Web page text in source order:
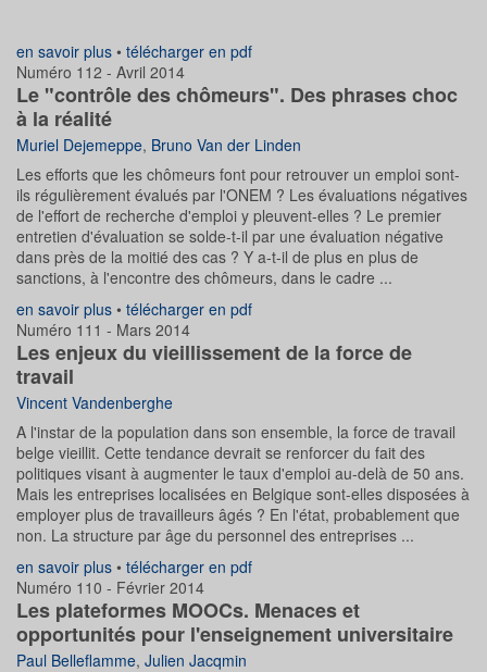
en savoir plus • télécharger en pdf
Numéro 112 - Avril 2014
Le "contrôle des chômeurs". Des phrases choc
à la réalité
Muriel Dejemeppe, Bruno Van der Linden
Les efforts que les chômeurs font pour retrouver un emploi sont-
ils régulièrement évalués par l'ONEM ? Les évaluations négatives
de l'effort de recherche d'emploi y pleuvent-elles ? Le premier
entretien d'évaluation se solde-t-il par une évaluation négative
dans près de la moitié des cas ? Y a-t-il de plus en plus de
sanctions, à l'encontre des chômeurs, dans le cadre ...
en savoir plus • télécharger en pdf
Numéro 111 - Mars 2014
Les enjeux du vieillissement de la force de
travail
Vincent Vandenberghe
A l'instar de la population dans son ensemble, la force de travail
belge vieillit. Cette tendance devrait se renforcer du fait des
politiques visant à augmenter le taux d'emploi au-delà de 50 ans.
Mais les entreprises localisées en Belgique sont-elles disposées à
employer plus de travailleurs âgés ? En l'état, probablement que
non. La structure par âge du personnel des entreprises ...
en savoir plus • télécharger en pdf
Numéro 110 - Février 2014
Les plateformes MOOCs. Menaces et
opportunités pour l'enseignement universitaire
Paul Belleflamme, Julien Jacqmin